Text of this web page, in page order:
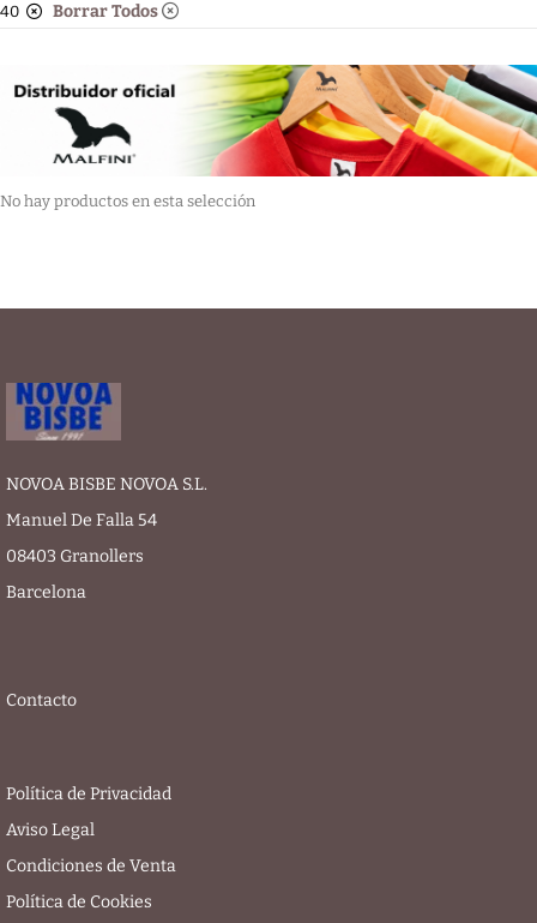
40
Borrar Todos
No hay productos en esta selección
NOVOA BISBE NOVOA S.L.
Manuel De Falla 54
08403 Granollers
Barcelona
Contacto
Política de Privacidad
Aviso Legal
Condiciones de Venta
Política de Cookies